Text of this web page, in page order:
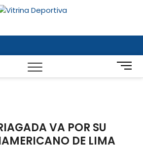
INTERNACIONAL
B
o
VA POR SU
DE LIMA